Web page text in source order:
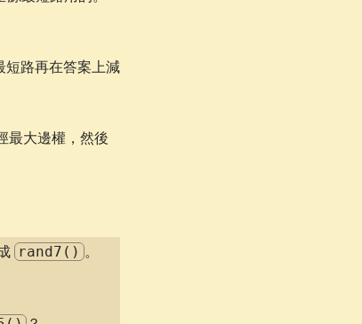
短路再在答案上減
最大邊權，然後
rand7() 。